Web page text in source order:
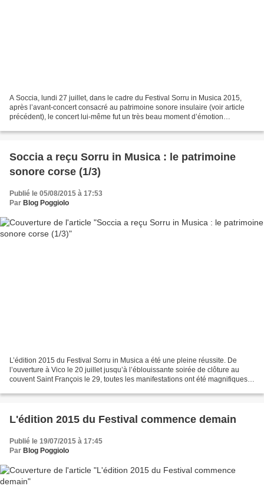
A Soccia, lundi 27 juillet, dans le cadre du Festival Sorru in Musica 2015,
après l’avant-concert consacré au patrimoine sonore insulaire (voir article
précédent), le concert lui-même fut un très beau moment d’émotion
Soccia a reçu Sorru in Musica : le patrimoine
sonore corse (1/3)
Publié le 05/08/2015 à 17:53
Par Blog Poggiolo
L’édition 2015 du Festival Sorru in Musica a été une pleine réussite. De
l’ouverture à Vico le 20 juillet jusqu’à l’éblouissante soirée de clôture au
couvent Saint François le 29, toutes les manifestations ont été magnifiques
L'édition 2015 du Festival commence demain
Publié le 19/07/2015 à 17:45
Par Blog Poggiolo